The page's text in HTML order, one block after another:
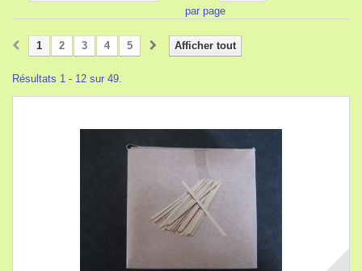
par page
Afficher tout
1 2 3 4 5
Résultats 1 - 12 sur 49.